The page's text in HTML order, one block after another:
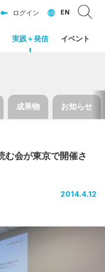
実践＋発信 イベント
ログイン EN
成果物 お知らせ
む会が東京で開催さ
2014.4.12